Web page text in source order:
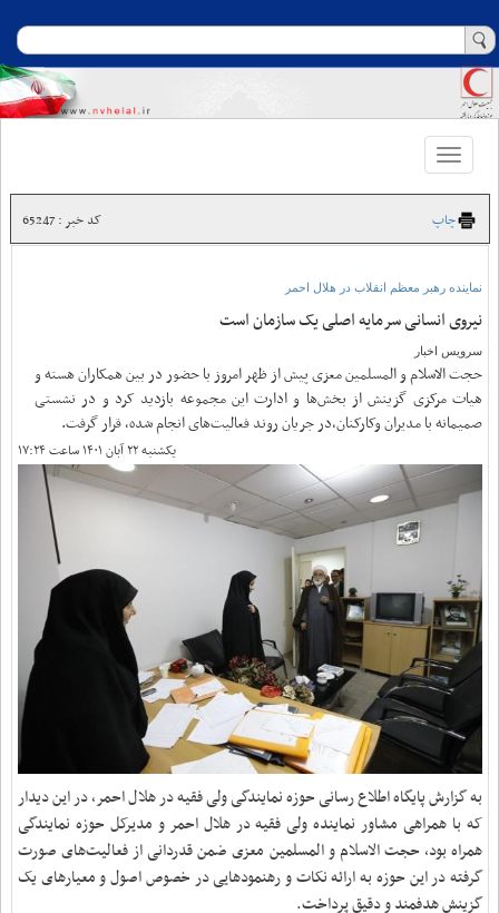
Toggle
navigation
چاپ کد خبر : 65247
نماینده رهبر معظم انقلاب در هلال احمر
نیروی انسانی سرمایه‌ اصلی یک سازمان است
سرویس اخبار
حجت الاسلام و المسلمین معزی پیش از ظهر امروز با حضور در بین همکاران هسته و
هیات مرکزی گزینش از بخش‌ها و ادارت این مجموعه بازدید کرد و در نشستی
صمیمانه با مدیران وکارکنان،در جریان روند فعالیت‌های انجام شده، قرار گرفت.
یکشنبه ۲۲ آبان ۱۴۰۱ ساعت ۱۷:۲۴
به گزارش پایگاه اطلاع رسانی حوزه نمایندگی ولی فقیه در هلال احمر، در این دیدار
که با همراهی مشاور نماینده ولی فقیه در هلال احمر و مدیرکل حوزه نمایندگی
همراه بود، حجت الاسلام و المسلمین معزی ضمن قدردانی از فعالیت‌های صورت
گرفته در این حوزه به ارائه نکات و رهنمودهایی در خصوص اصول و معیارهای یک
گزینش هدفمند و دقیق پرداخت.